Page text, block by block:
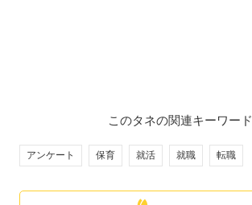
このタネの関連キーワード
アンケート 保育 就活 就職 転職